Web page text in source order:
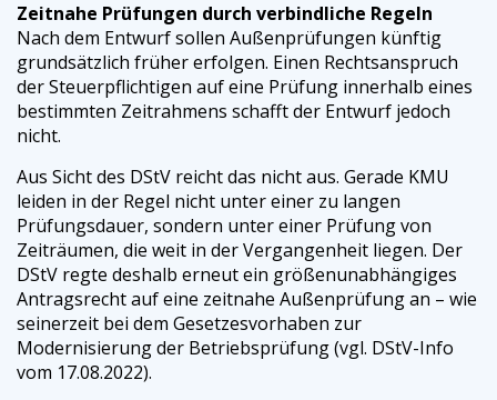
Zeitnahe Prüfungen durch verbindliche Regeln
Nach dem Entwurf sollen Außenprüfungen künftig
grundsätzlich früher erfolgen. Einen Rechtsanspruch
der Steuerpflichtigen auf eine Prüfung innerhalb eines
bestimmten Zeitrahmens schafft der Entwurf jedoch
nicht.
Aus Sicht des DStV reicht das nicht aus. Gerade KMU
leiden in der Regel nicht unter einer zu langen
Prüfungsdauer, sondern unter einer Prüfung von
Zeiträumen, die weit in der Vergangenheit liegen. Der
DStV regte deshalb erneut ein größenunabhängiges
Antragsrecht auf eine zeitnahe Außenprüfung an – wie
seinerzeit bei dem Gesetzesvorhaben zur
Modernisierung der Betriebsprüfung (vgl. DStV-Info
vom 17.08.2022).